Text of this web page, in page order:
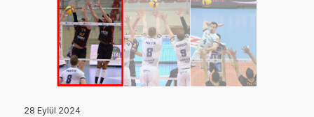
28 Eylül 2024